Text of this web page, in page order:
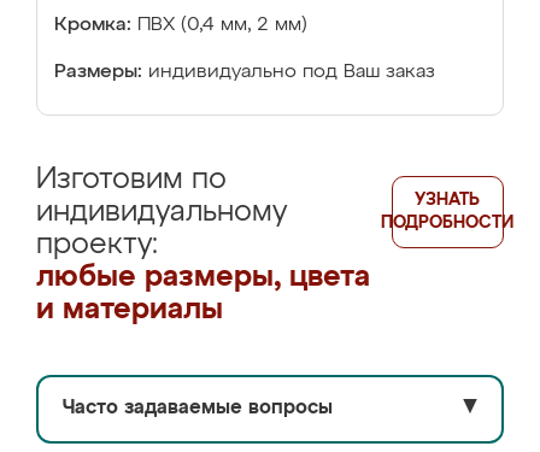
Кромка: ПВХ (0,4 мм, 2 мм)
Размеры: индивидуально под Ваш заказ
Изготовим по
индивидуальному
проекту:
любые размеры, цвета
и материалы
УЗНАТЬ
ПОДРОБНОСТИ
Часто задаваемые вопросы ▼